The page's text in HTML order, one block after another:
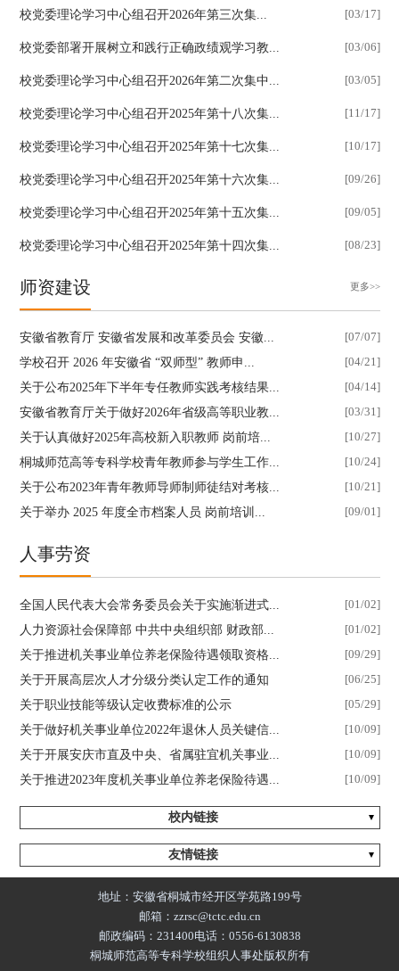
​校党委理论学习中心组召开2026年第三次集... [03/17]
校党委部署开展树立和践行正确政绩观学习教... [03/06]
校党委理论学习中心组召开2026年第二次集中... [03/05]
校党委理论学习中心组召开2025年第十八次集... [11/17]
校党委理论学习中心组召开2025年第十七次集... [10/17]
校党委理论学习中心组召开2025年第十六次集... [09/26]
校党委理论学习中心组召开2025年第十五次集... [09/05]
校党委理论学习中心组召开2025年第十四次集... [08/23]
师资建设 更多>>
安徽省教育厅 安徽省发展和改革委员会 安徽... [07/07]
学校召开 2026 年安徽省 “双师型” 教师申... [04/21]
关于公布2025年下半年专任教师实践考核结果... [04/14]
安徽省教育厅关于做好2026年省级高等职业教... [03/31]
关于认真做好2025年高校新入职教师 岗前培... [10/27]
桐城师范高等专科学校青年教师参与学生工作... [10/24]
关于公布2023年青年教师导师制师徒结对考核... [10/21]
关于举办 2025 年度全市档案人员 岗前培训... [09/01]
人事劳资
全国人民代表大会常务委员会关于实施渐进式... [01/02]
人力资源社会保障部 中共中央组织部 财政部... [01/02]
关于推进机关事业单位养老保险待遇领取资格... [09/29]
关于开展高层次人才分级分类认定工作的通知 [06/25]
关于职业技能等级认定收费标准的公示 [05/29]
关于做好机关事业单位2022年退休人员关键信... [10/09]
关于开展安庆市直及中央、省属驻宜机关事业... [10/09]
关于推进2023年度机关事业单位养老保险待遇... [10/09]
校内链接
友情链接
地址：安徽省桐城市经开区学苑路199号
邮箱：zzrsc@tctc.edu.cn
邮政编码：231400电话：0556-6130838
桐城师范高等专科学校组织人事处版权所有